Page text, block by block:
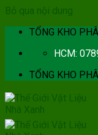
Bỏ qua nội dung
TỔNG KHO
HCM:
TỔNG KHO